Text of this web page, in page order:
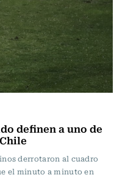
definen a uno de
derrotaron al cuadro
el minuto a minuto en